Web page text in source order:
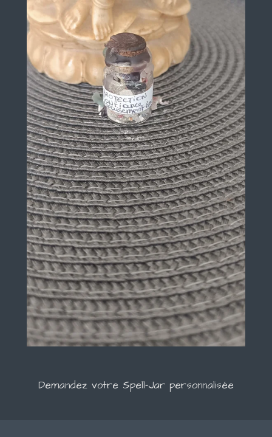
Demandez votre Spell-Jar personnalisée